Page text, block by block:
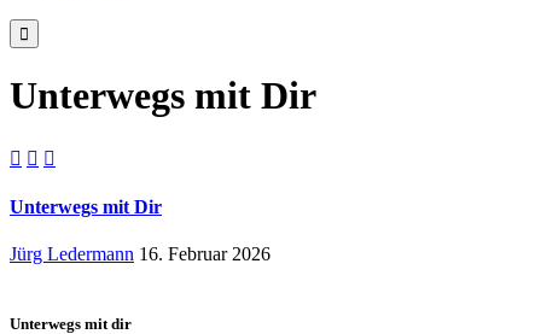

Unterwegs mit Dir
  
Unterwegs mit Dir
Jürg Ledermann 16. Februar 2026
Unterwegs mit dir